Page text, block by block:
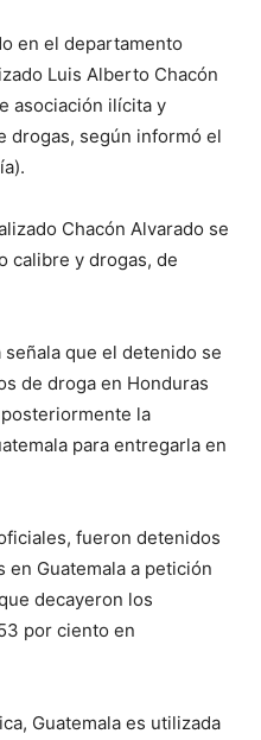
en el departamento
Luis Alberto Chacón
asociación ilícita y
drogas, según informó el
Chacón Alvarado se
calibre y drogas, de
que el detenido se
de droga en Honduras
la
para entregarla en
fueron detenidos
Guatemala a petición
decayeron los
por ciento en
Guatemala es utilizada